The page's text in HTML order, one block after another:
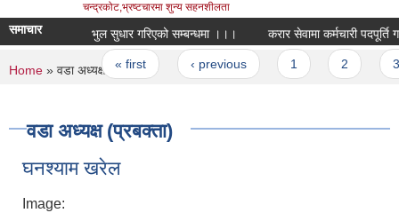
चन्द्रकोट,भ्रष्टचारमा शुन्य सहनशीलता
समाचार भुल सुधार गरिएको सम्बन्धमा ।।। करार सेवामा कर्मचारी पदपूर्ति गर्ने
Pages
« first ‹ previous
You are here
Home » वडा अध्यक्ष (प्रबक्ता)
वडा अध्यक्ष (प्रबक्ता)
घनश्याम खरेल
Image: